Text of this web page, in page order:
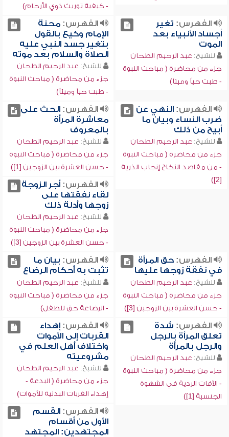
- كيفية توريث ذوي الأرحام)
الفهرس: تغير
أجساد الأنبياء بعد
الموت
للشيخ: عبد الرحيم الطحان
جزء من محاضرة ( مباحث النبوة
- طبت حياً وميتاً)
الفهرس:محنة
الإمام وكيع بالقول
بتغير جسد النبي عليه
الصلاة والسلام بعد موته
للشيخ: عبد الرحيم الطحان
جزء من محاضرة ( مباحث النبوة
- طبت حياً وميتاً)
الفهرس:النهي عن
ضرب النساء وبيان ما
أبيح من ذلك
للشيخ: عبد الرحيم الطحان
جزء من محاضرة ( مباحث النبوة
- من مقاصد النكاح إنجاب الذرية
[2])
الفهرس:الحث على
معاشرة المرأة
بالمعروف
للشيخ: عبد الرحيم الطحان
جزء من محاضرة ( مباحث النبوة
- حسن العشرة بين الزوجين [1])
الفهرس:أجر الزوجة
لقاء نفقتها على
زوجها وأدلة ذلك
للشيخ: عبد الرحيم الطحان
جزء من محاضرة ( مباحث النبوة
- حسن العشرة بين الزوجين [3])
الفهرس:حق المرأة
في نفقة زوجها عليها
للشيخ: عبد الرحيم الطحان
جزء من محاضرة ( مباحث النبوة
- حسن العشرة بين الزوجين [3])
الفهرس: بيان ما
تثبت به أحكام الرضاع
للشيخ: عبد الرحيم الطحان
جزء من محاضرة ( مباحث النبوة
- الرضاعة حق للطفل)
الفهرس: شدة
تعلق المرأة بالرجل
والرجل بالمرأة
للشيخ: عبد الرحيم الطحان
جزء من محاضرة ( مباحث النبوة
- الآفات الردية في الشهوة
الجنسية [1])
الفهرس:إهداء
القربات إلى الأموات
واختلاف أهل العلم في
مشروعيته
للشيخ: عبد الرحيم الطحان
جزء من محاضرة ( البدعة -
إهداء القربات البدنية للأموات)
الفهرس:القسم
الأول من أقسام
المجتهدين: المجتهد